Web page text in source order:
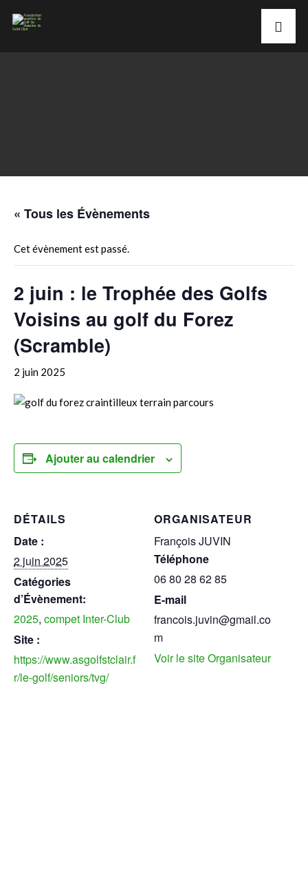
« Tous les Évènements
Cet évènement est passé.
2 juin : le Trophée des Golfs
Voisins au golf du Forez
(Scramble)
2 juin 2025
Ajouter au calendrier
DÉTAILS
Date :
2 juin 2025
Catégories
d’Évènement:
2025, compet Inter-Club
Site :
https://www.asgolfstclair.f
r/le-golf/seniors/tvg/
ORGANISATEUR
François JUVIN
Téléphone
06 80 28 62 85
E-mail
francois.juvin@gmail.co
m
Voir le site Organisateur